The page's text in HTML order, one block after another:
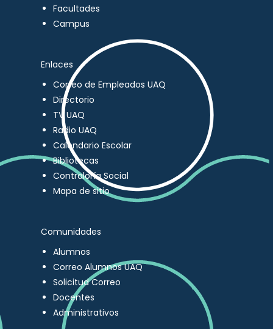
Facultades
Campus
Enlaces
Correo de Empleados UAQ
Directorio
TV UAQ
Radio UAQ
Calendario Escolar
Bibliotecas
Contraloría Social
Mapa de sitio
Comunidades
Alumnos
Correo Alumnos UAQ
Solicitud Correo
Docentes
Administrativos